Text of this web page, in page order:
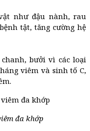
như đậu nành, rau
tật, tăng cường hệ
bưởi vì các loại
viêm và sinh tố C,
đa khớp